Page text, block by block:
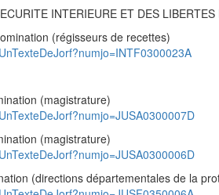
INTERIEURE ET DES LIBERTES
(régisseurs de recettes)
(magistrature)
(magistrature)
(directions départementales de la